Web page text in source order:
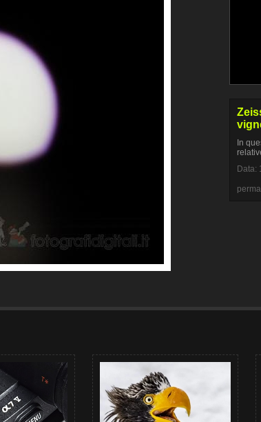
In
Data: